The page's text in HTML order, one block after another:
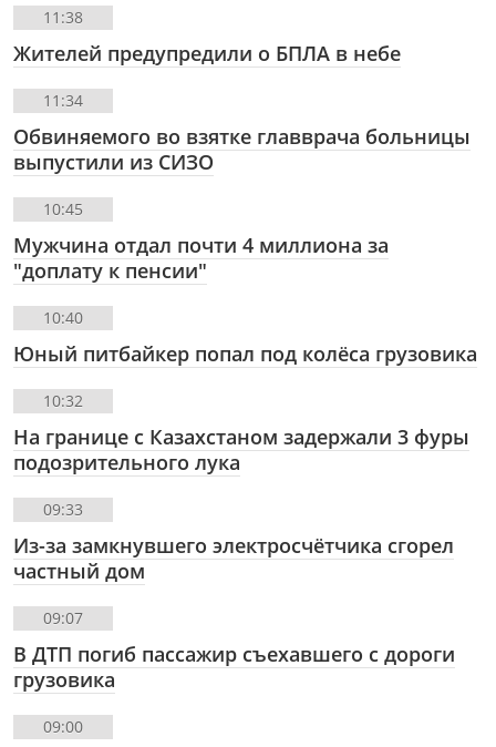
11:38
Жителей предупредили о БПЛА в небе
11:34
Обвиняемого во взятке главврача больницы
выпустили из СИЗО
10:45
Мужчина отдал почти 4 миллиона за
"доплату к пенсии"
10:40
Юный питбайкер попал под колёса грузовика
10:32
На границе с Казахстаном задержали 3 фуры
подозрительного лука
09:33
Из-за замкнувшего электросчётчика сгорел
частный дом
09:07
В ДТП погиб пассажир съехавшего с дороги
грузовика
09:00